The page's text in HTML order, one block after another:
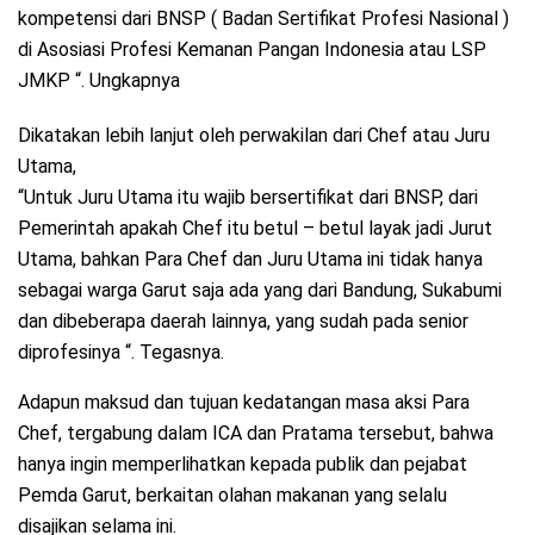
kompetensi dari BNSP ( Badan Sertifikat Profesi Nasional )
di Asosiasi Profesi Kemanan Pangan Indonesia atau LSP
JMKP “. Ungkapnya
Dikatakan lebih lanjut oleh perwakilan dari Chef atau Juru
Utama,
“Untuk Juru Utama itu wajib bersertifikat dari BNSP, dari
Pemerintah apakah Chef itu betul – betul layak jadi Jurut
Utama, bahkan Para Chef dan Juru Utama ini tidak hanya
sebagai warga Garut saja ada yang dari Bandung, Sukabumi
dan dibeberapa daerah lainnya, yang sudah pada senior
diprofesinya “. Tegasnya.
Adapun maksud dan tujuan kedatangan masa aksi Para
Chef, tergabung dalam ICA dan Pratama tersebut, bahwa
hanya ingin memperlihatkan kepada publik dan pejabat
Pemda Garut, berkaitan olahan makanan yang selalu
disajikan selama ini.